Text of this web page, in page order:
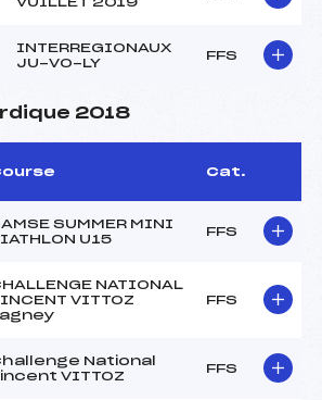
INTERREGIONAUX
JU-VO-LY
FFS
2018
Cat.
SUMMER MINI
U15
FFS
NATIONAL
VITTOZ
FFS
National
VITTOZ
FFS